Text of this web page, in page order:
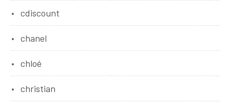
cdiscount
chanel
chloé
christian